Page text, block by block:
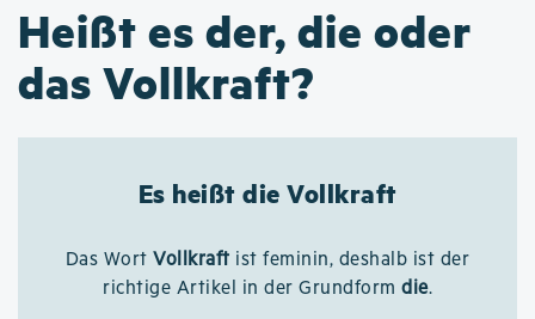
Heißt es der, die oder
das Vollkraft?
Es heißt die Vollkraft
Das WortVollkraft ist feminin, deshalb ist der
richtige Artikel in der Grundform die.